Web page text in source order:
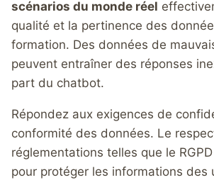
scénarios du monde réel
qualité et la pertinence des
formation. Des données de
peuvent entraîner des réponses
part du chatbot.
Répondez aux exigences de
conformité des données. Le
réglementations telles que le
pour protéger les informations des